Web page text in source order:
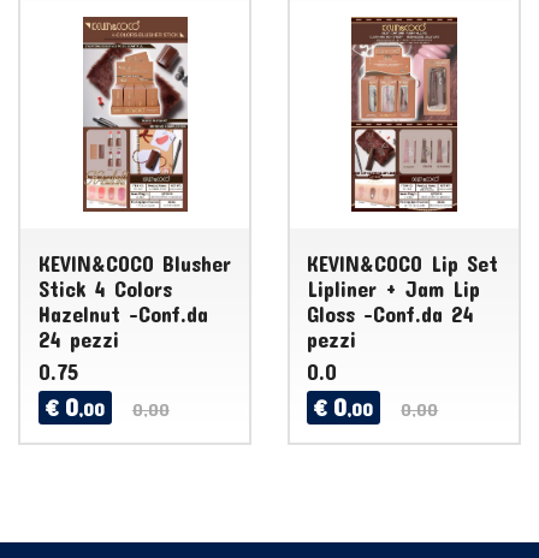
KEVIN&COCO Blusher
Stick 4 Colors
Hazelnut -Conf.da
24 pezzi
0.75
€ 0,00 0,00
KEVIN&COCO Lip Set
Lipliner + Jam Lip
Gloss -Conf.da 24
pezzi
0.0
€ 0,00 0,00